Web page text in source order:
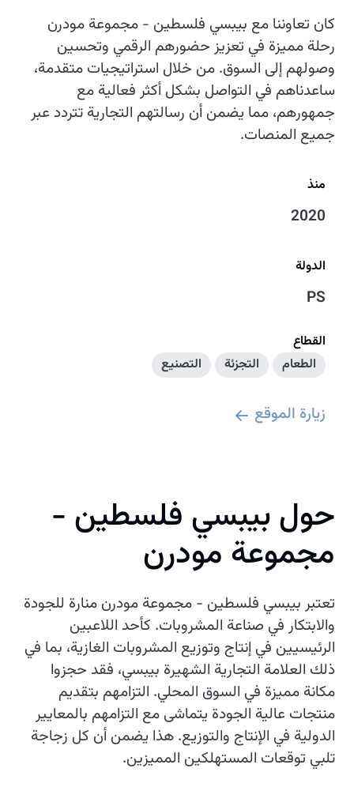
كان تعاوننا مع بيبسي فلسطين - مجموعة مودرن
رحلة مميزة في تعزيز حضورهم الرقمي وتحسين
وصولهم إلى السوق. من خلال استراتيجيات متقدمة،
ساعدناهم في التواصل بشكل أكثر فعالية مع
جمهورهم، مما يضمن أن رسالتهم التجارية تتردد عبر
جميع المنصات.
منذ
2020
الدولة
PS
القطاع
الطعام
التجزئة التصنيع
زيارة الموقع
حول بيبسي فلسطين -
مجموعة مودرن
تعتبر بيبسي فلسطين - مجموعة مودرن منارة للجودة
والابتكار في صناعة المشروبات. كأحد اللاعبين
الرئيسيين في إنتاج وتوزيع المشروبات الغازية، بما في
ذلك العلامة التجارية الشهيرة بيبسي، فقد حجزوا
مكانة مميزة في السوق المحلي. التزامهم بتقديم
منتجات عالية الجودة يتماشى مع التزامهم بالمعايير
الدولية في الإنتاج والتوزيع. هذا يضمن أن كل زجاجة
تلبي توقعات المستهلكين المميزين.